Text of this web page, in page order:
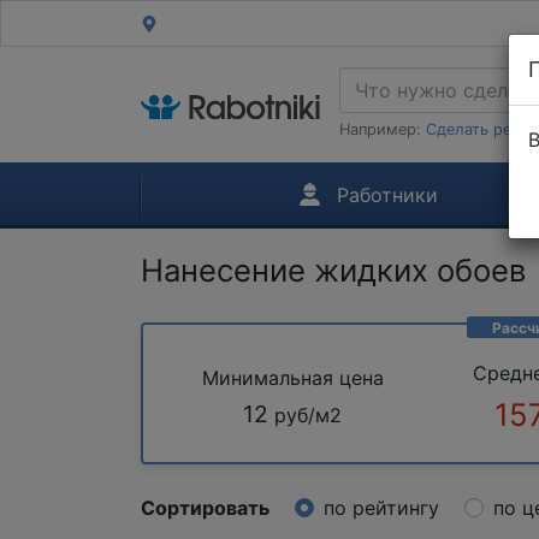
Например: Сделать
Работники
Нанесение жидких обоев
Минимальная цена
12 руб/м2
Сортировать по рейтингу по